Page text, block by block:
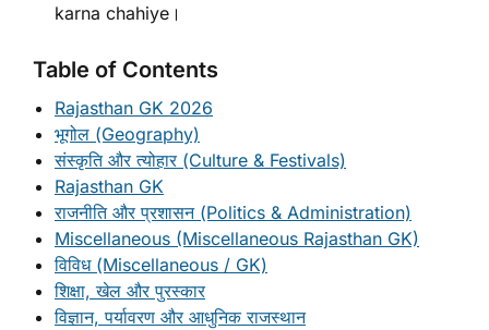
karna chahiye।
Table of Contents
Rajasthan GK 2026
भूगोल (Geography)
संस्कृति और त्योहार (Culture & Festivals)
Rajasthan GK
राजनीति और प्रशासन (Politics & Administration)
Miscellaneous (Miscellaneous Rajasthan GK)
विविध (Miscellaneous / GK)
शिक्षा, खेल और पुरस्कार
विज्ञान, पर्यावरण और आधुनिक राजस्थान